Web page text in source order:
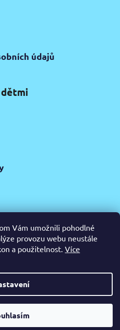
Vám umožnili pohodlné
provozu webu neustále
a použitelnost. Více
mimořádně zavřeno.
údajů
Shoptet
. Všechna práva vyhrazena.